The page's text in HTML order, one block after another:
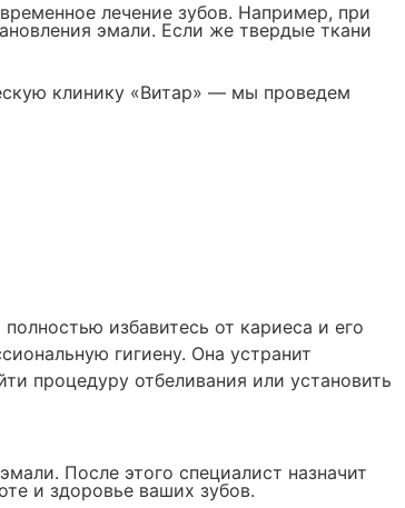
лечение зубов. Например, при
эмали. Если же твердые ткани
клинику «Витар» — мы проведем
избавитесь от кариеса и его
гигиену. Она устранит
процедуру отбеливания или установить
После этого специалист назначит
и здоровье ваших зубов.